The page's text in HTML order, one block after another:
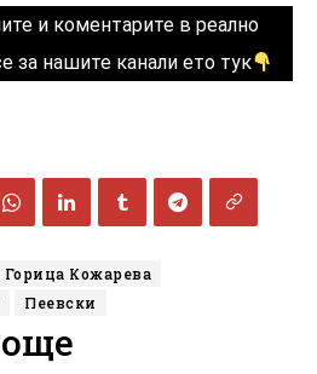
и коментарите в реално
за нашите канали ето тук
Горица Кожарева
Пеевски